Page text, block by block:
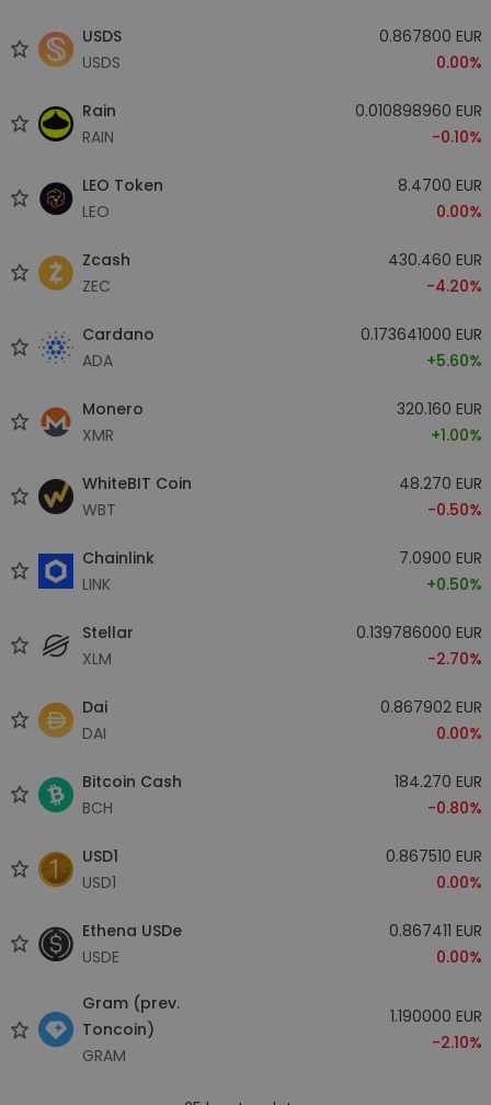
USDS
USDS
0.867800 EUR
0.00%
Rain
RAIN
0.010898960 EUR
-0.10%
LEO Token
LEO
8.4700 EUR
0.00%
Zcash
ZEC
430.460 EUR
-4.20%
Cardano
ADA
0.173641000 EUR
+5.60%
Monero
XMR
320.160 EUR
+1.00%
WhiteBIT Coin
WBT
48.270 EUR
-0.50%
Chainlink
LINK
7.0900 EUR
+0.50%
Stellar
XLM
0.139786000 EUR
-2.70%
Dai
DAI
0.867902 EUR
0.00%
Bitcoin Cash
BCH
184.270 EUR
-0.80%
USD1
USD1
0.867510 EUR
0.00%
Ethena USDe
USDE
0.867411 EUR
0.00%
Gram (prev.
Toncoin)
GRAM
1.190000 EUR
-2.10%